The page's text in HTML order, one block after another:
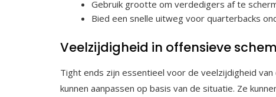
Gebruik grootte om verdedigers af te
Bied een snelle uitweg voor quarterbacks
Veelzijdigheid in offensieve
Tight ends zijn essentieel voor de veelzijdigheid
kunnen aanpassen op basis van de situatie. Ze